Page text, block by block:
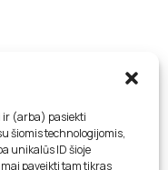
ir (arba) pasiekti
šiomis technologijomis,
unikalūs ID šioje
paveikti tam tikras